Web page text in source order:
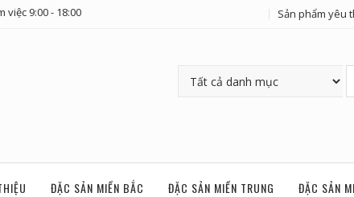
việc 9:00 - 18:00 Sản phẩm yêu
ĐẶC SẢN MIỀN BẮC ĐẶC SẢN MIỀN TRUNG ĐẶC SẢN